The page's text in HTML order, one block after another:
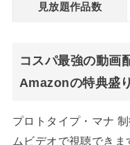
見放題作品数
コスパ最強の動画
Amazonの特典盛
プロトタイプ・マナ
ムビデオで視聴できま